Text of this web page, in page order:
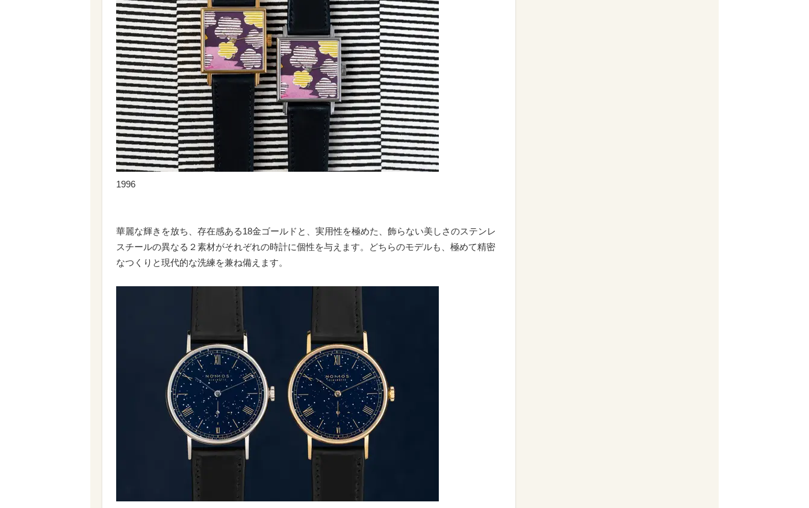
1996
華麗な輝きを放ち、存在感ある18金ゴールドと、実用性を極めた、飾らない美しさのステンレ
スチールの異なる２素材がそれぞれの時計に個性を与えます。どちらのモデルも、極めて精密
なつくりと現代的な洗練を兼ね備えます。